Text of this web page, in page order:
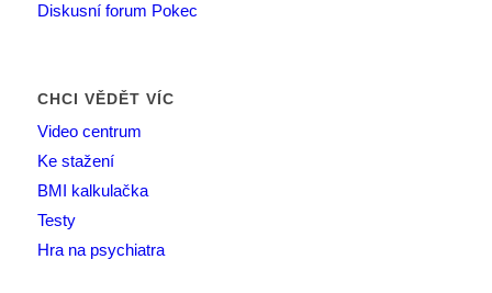
Diskusní forum Pokec
CHCI VĚDĚT VÍC
Video centrum
Ke stažení
BMI kalkulačka
Testy
Hra na psychiatra